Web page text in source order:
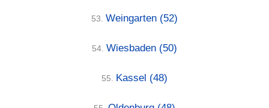
53. Weingarten (52)
54. Wiesbaden (50)
55. Kassel (48)